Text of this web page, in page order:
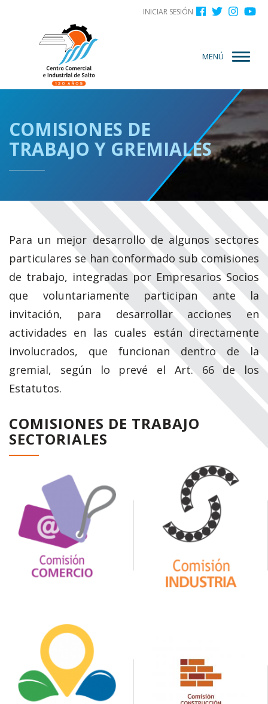
contenido
Menú
cuenta
usuario
INICIAR SESIÓN
MENÚ
COMISIONES DE
TRABAJO Y GREMIALES
Para un mejor desarrollo de algunos sectores
particulares se han conformado sub comisiones
de trabajo, integradas por Empresarios Socios
que voluntariamente participan ante la
invitación, para desarrollar acciones en
actividades en las cuales están directamente
involucrados, que funcionan dentro de la
gremial, según lo prevé el Art. 66 de los
Estatutos.
COMISIONES DE TRABAJO
SECTORIALES